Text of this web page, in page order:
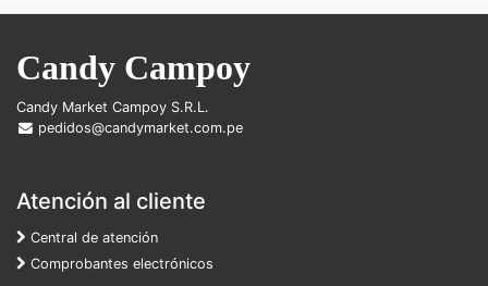
Candy Campoy
Candy Market Campoy S.R.L.
pedidos@candymarket.com.pe
Atención al cliente
Central de atención
Comprobantes electrónicos